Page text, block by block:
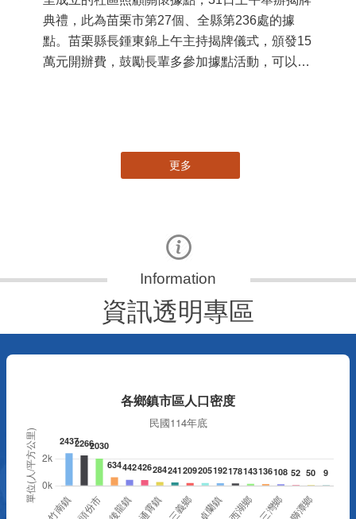
典禮，此為苗栗市第27個、全縣第236處的據
點。苗栗縣長鍾東錦上午主持揭牌儀式，頒發15
萬元開辦費，鼓勵長輩多參加據點活動，可以更
更多
資訊透明專區